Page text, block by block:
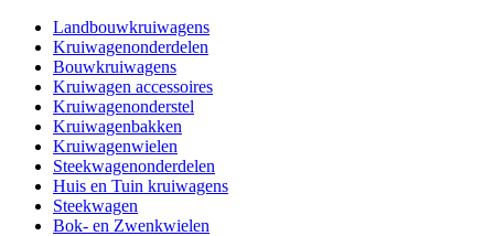
Landbouwkruiwagens
Kruiwagenonderdelen
Bouwkruiwagens
Kruiwagen accessoires
Kruiwagenonderstel
Kruiwagenbakken
Kruiwagenwielen
Steekwagenonderdelen
Huis en Tuin kruiwagens
Steekwagen
Bok- en Zwenkwielen